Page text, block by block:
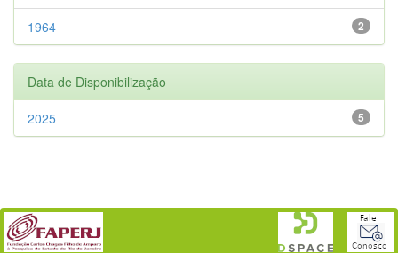
2
1964
Data de Disponibilização
5
2025